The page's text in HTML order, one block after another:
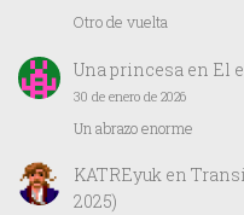
Otro de vuelta
Una princesa en El
30 de enero de 2026
Un abrazo enorme
KATREyuken
2025)